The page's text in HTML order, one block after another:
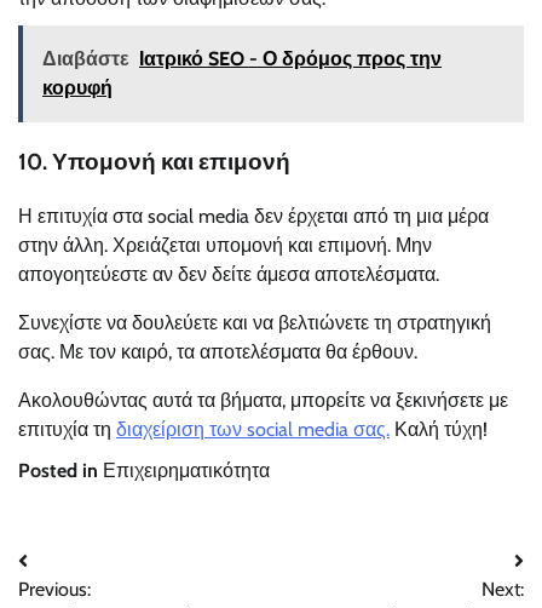
Διαβάστε
Ιατρικό SEO - Ο δρόμος προς την
κορυφή
10. Υπομονή και επιμονή
Η επιτυχία στα social media δεν έρχεται από τη μια μέρα
στην άλλη. Χρειάζεται υπομονή και επιμονή. Μην
απογοητεύεστε αν δεν δείτε άμεσα αποτελέσματα.
Συνεχίστε να δουλεύετε και να βελτιώνετε τη στρατηγική
σας. Με τον καιρό, τα αποτελέσματα θα έρθουν.
Ακολουθώντας αυτά τα βήματα, μπορείτε να ξεκινήσετε με
επιτυχία τη διαχείριση των social media σας. Καλή τύχη!
Posted in Επιχειρηματικότητα
Post
Previous:
Next: